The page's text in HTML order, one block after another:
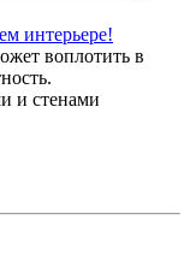
интерьере!
воплотить в
и стенами